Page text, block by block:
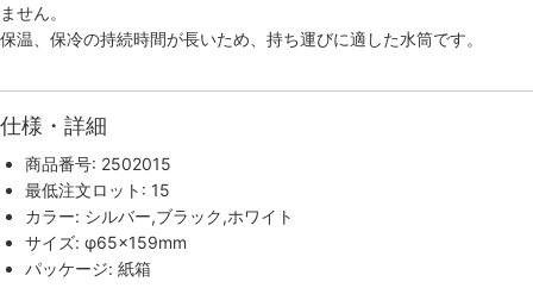
ません。
保温、保冷の持続時間が長いため、持ち運びに適した水筒です。
仕様・詳細
商品番号: 2502015
最低注文ロット: 15
カラー: シルバー,ブラック,ホワイト
サイズ: φ65×159mm
パッケージ: 紙箱